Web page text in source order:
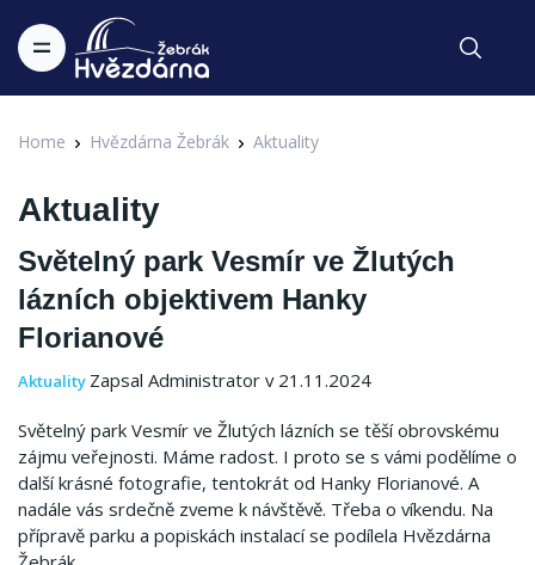
Home Hvězdárna Žebrák Aktuality
Aktuality
Světelný park Vesmír ve Žlutých
lázních objektivem Hanky
Florianové
Aktuality Zapsal Administrator v 21.11.2024
Světelný park Vesmír ve Žlutých lázních se těší obrovskému
zájmu veřejnosti. Máme radost. I proto se s vámi podělíme o
další krásné fotografie, tentokrát od Hanky Florianové. A
nadále vás srdečně zveme k návštěvě. Třeba o víkendu. Na
přípravě parku a popiskách instalací se podílela Hvězdárna